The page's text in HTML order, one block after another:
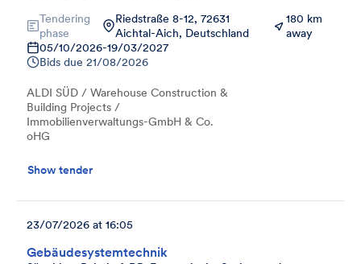
Tendering
phase
Riedstraße 8-12, 72631
Aichtal-Aich, Deutschland
180 km
away
05/10/2026-19/03/2027
Bids due 21/08/2026
ALDI SÜD / Warehouse Construction &
Building Projects /
Immobilienverwaltungs-GmbH & Co.
oHG
Show tender
Gebäudesystemtechnik
23/07/2026 at 16:05